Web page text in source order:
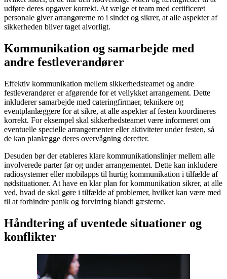
udføre deres opgaver korrekt. At vælge et team med certificeret
personale giver arrangørerne ro i sindet og sikrer, at alle aspekter af
sikkerheden bliver taget alvorligt.
Kommunikation og samarbejde med
andre festleverandører
Effektiv kommunikation mellem sikkerhedsteamet og andre
festleverandører er afgørende for et vellykket arrangement. Dette
inkluderer samarbejde med cateringfirmaer, teknikere og
eventplanlæggere for at sikre, at alle aspekter af festen koordineres
korrekt. For eksempel skal sikkerhedsteamet være informeret om
eventuelle specielle arrangementer eller aktiviteter under festen, så
de kan planlægge deres overvågning derefter.
Desuden bør der etableres klare kommunikationslinjer mellem alle
involverede parter før og under arrangementet. Dette kan inkludere
radiosystemer eller mobilapps til hurtig kommunikation i tilfælde af
nødsituationer. At have en klar plan for kommunikation sikrer, at alle
ved, hvad de skal gøre i tilfælde af problemer, hvilket kan være med
til at forhindre panik og forvirring blandt gæsterne.
Håndtering af uventede situationer og
konflikter